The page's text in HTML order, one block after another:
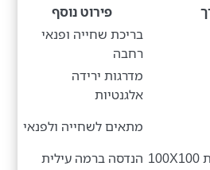
פירוט נוסף
בריכת שחייה ופנאי
רחבה
מדרגות ירידה
אלגנטיות
מתאים לשחייה ולפנאי
הנדסה ברמה עילית